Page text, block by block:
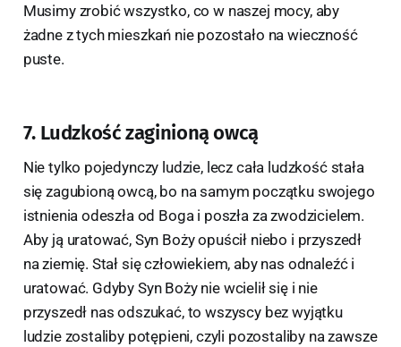
Musimy zrobić wszystko, co w naszej mocy, aby
żadne z tych mieszkań nie pozostało na wieczność
puste.
7. Ludzkość zaginioną owcą
Nie tylko pojedynczy ludzie, lecz cała ludzkość stała
się zagubioną owcą, bo na samym początku swojego
istnienia odeszła od Boga i poszła za zwodzicielem.
Aby ją uratować, Syn Boży opuścił niebo i przyszedł
na ziemię. Stał się człowiekiem, aby nas odnaleźć i
uratować. Gdyby Syn Boży nie wcielił się i nie
przyszedł nas odszukać, to wszyscy bez wyjątku
ludzie zostaliby potępieni, czyli pozostaliby na zawsze